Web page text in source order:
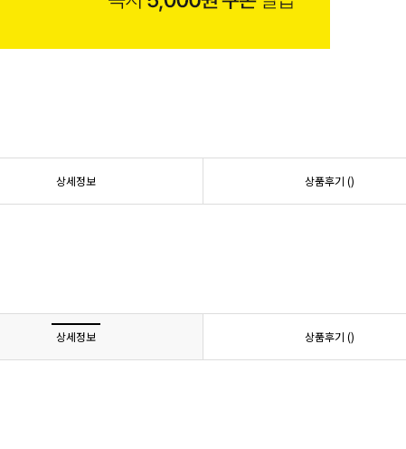
상세정보 상품후기 ()
상세정보 상품후기 ()